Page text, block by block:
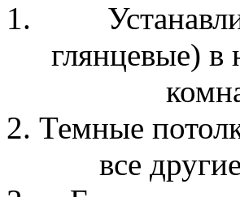
глянцевые)
Темные
все